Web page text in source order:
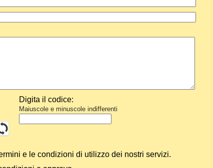
Digita il codice:
Maiuscole e minuscole indifferenti
e le condizioni di utilizzo dei nostri servizi.